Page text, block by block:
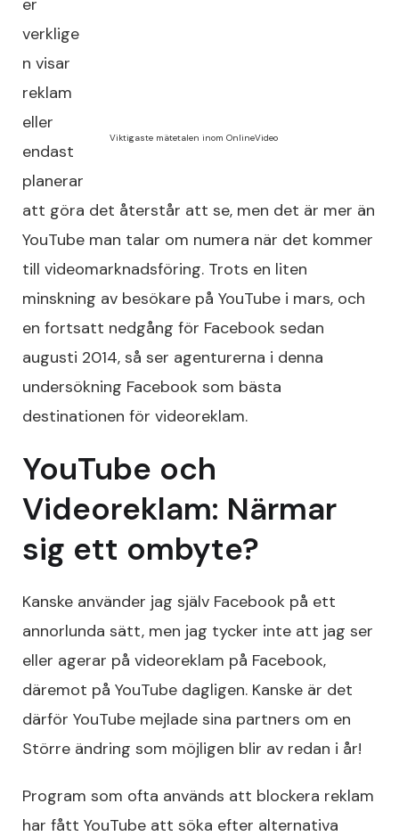
Viktigaste mätetalen inom OnlineVideo
er
verklige
n visar
reklam
eller
endast
planerar
att göra det återstår att se, men det är mer än
YouTube man talar om numera när det kommer
till videomarknadsföring. Trots en liten
minskning av besökare på YouTube i mars, och
en fortsatt nedgång för Facebook sedan
augusti 2014, så ser agenturerna i denna
undersökning Facebook som bästa
destinationen för videoreklam.
YouTube och
Videoreklam: Närmar
sig ett ombyte?
Kanske använder jag själv Facebook på ett
annorlunda sätt, men jag tycker inte att jag ser
eller agerar på videoreklam på Facebook,
däremot på YouTube dagligen. Kanske är det
därför YouTube mejlade sina partners om en
Större ändring som möjligen blir av redan i år!
Program som ofta används att blockera reklam
har fått YouTube att söka efter alternativa